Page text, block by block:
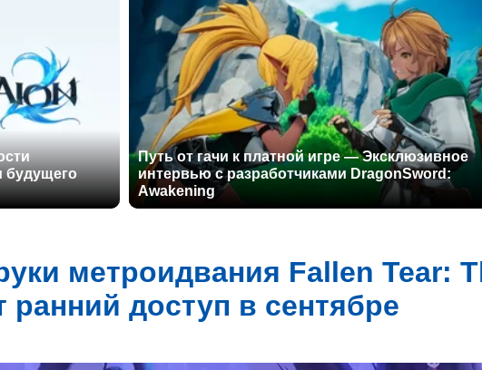
будущего
Путь от гачи к платной игре — Эксклюзивное
интервью с разработчиками DragonSword:
Awakening
метроидвания Fallen Tear:
ранний доступ в сентябре